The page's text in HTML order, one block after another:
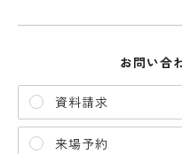
お問い合
資料請求
来場予約